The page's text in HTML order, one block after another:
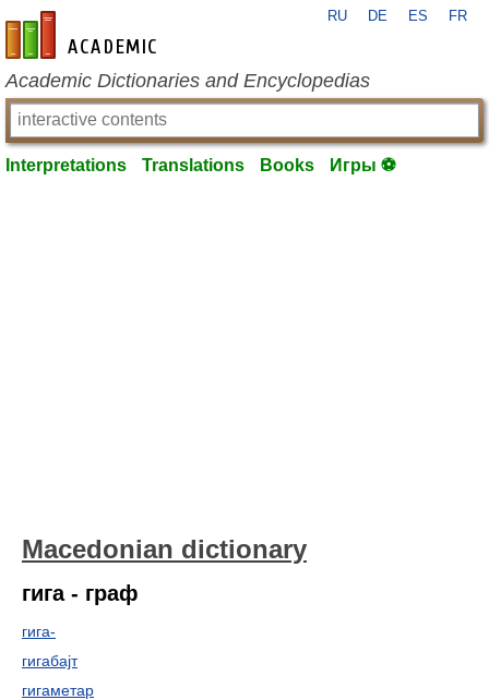
en-academic.com
RU DE ES FR
Academic Dictionaries and Encyclopedias
Interpretations Translations Books Игры ⚽
Macedonian dictionary
гига - граф
гига-
гигабајт
гигаметар